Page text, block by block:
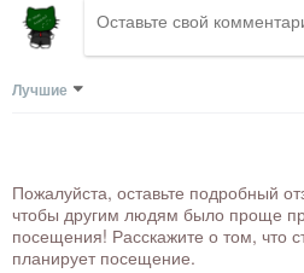
Лучшие
Пожалуйста, оставьте подробный
чтобы другим людям было проще
посещения! Расскажите о том, что
планирует посещение.